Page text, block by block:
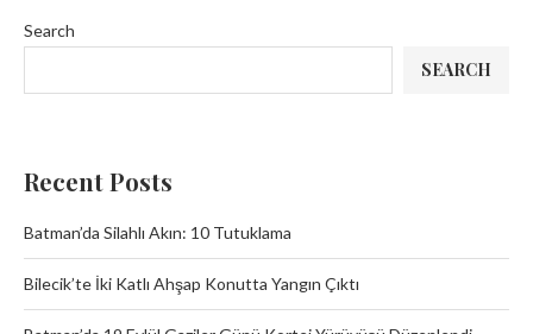
Search
SEARCH
Recent Posts
Batman’da Silahlı Akın: 10 Tutuklama
Bilecik’te İki Katlı Ahşap Konutta Yangın Çıktı